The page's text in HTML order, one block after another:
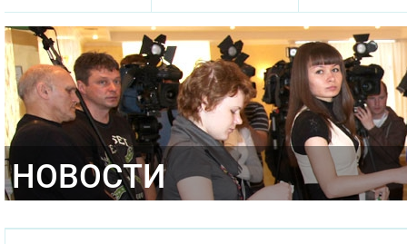
НОВОСТИ